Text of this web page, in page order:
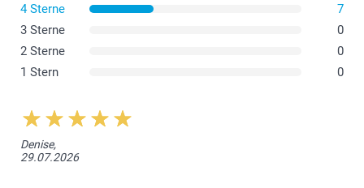
4 Sterne
7
3 Sterne
0
2 Sterne
0
1 Stern
0
Denise,
29.07.2026